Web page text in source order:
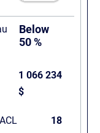
Below
50 %
1 066 234
$
18